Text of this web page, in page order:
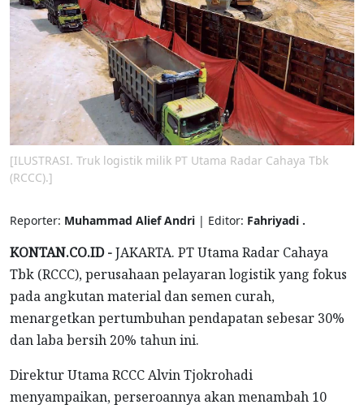
[ILUSTRASI. Truk logistik milik PT Utama Radar Cahaya Tbk
(RCCC).]
Reporter: Muhammad Alief Andri | Editor: Fahriyadi .
KONTAN.CO.ID -JAKARTA. PT Utama Radar Cahaya
Tbk (RCCC), perusahaan pelayaran logistik yang fokus
pada angkutan material dan semen curah,
menargetkan pertumbuhan pendapatan sebesar 30%
dan laba bersih 20% tahun ini.
Direktur Utama RCCC Alvin Tjokrohadi
menyampaikan, perseroannya akan menambah 10